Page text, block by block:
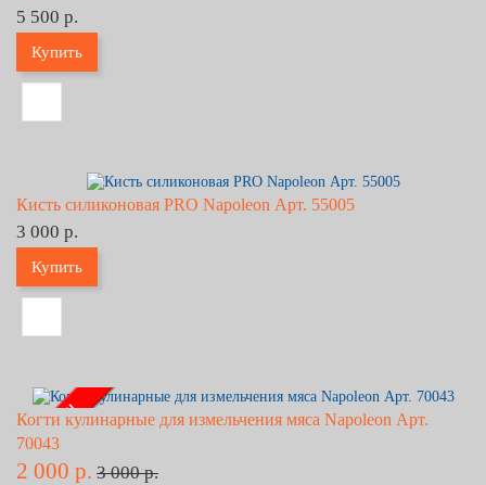
5 500 р.
Купить
Кисть силиконовая PRO Napoleon Арт. 55005
3 000 р.
Купить
- 33% !!!
Когти кулинарные для измельчения мяса Napoleon Арт.
70043
2 000 р. 3 000 р.